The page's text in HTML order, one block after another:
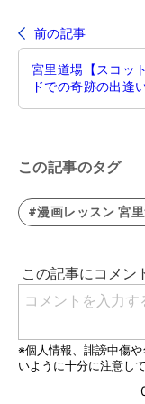
前の記事
宮里道場【スコッ
ドでの奇跡の出逢
この記事のタグ
#漫画レッスン 宮